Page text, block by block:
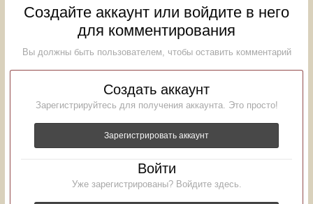
Создайте аккаунт или войдите в него
для комментирования
Вы должны быть пользователем, чтобы оставить комментарий
Создать аккаунт
Зарегистрируйтесь для получения аккаунта. Это просто!
Зарегистрировать аккаунт
Войти
Уже зарегистрированы? Войдите здесь.